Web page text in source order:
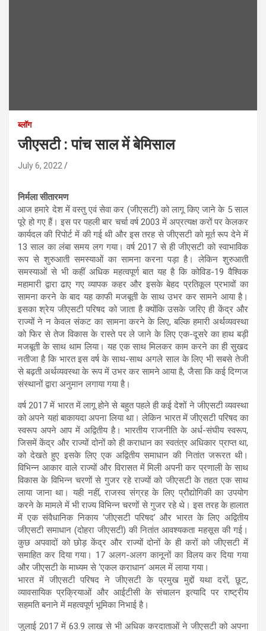
ब्लॉग
जीएसटी : पांच साल में बेमिसाल
July 6, 2022
निर्मला सीतारमण
आज हमारे देश में वस्तु एवं सेवा कर (जीएसटी) को लागू किए जाने के 5 साल
पूरे हो गए हैं। इस पर पहली बार चर्चा वर्ष 2003 में अप्रत्यक्ष करों पर केलकर
कार्यदल की रिपोर्ट में की गई थी और इस तरह से जीएसटी को मूर्त रूप देने में
13 साल का लंबा समय लग गया। वर्ष 2017 से ही जीएसटी को स्वाभाविक
रूप से शुरुआती समस्याओं का सामना करना पड़ा है। लेकिन शुरुआती
समस्याओं से भी कहीं अधिक महत्वपूर्ण बात यह है कि कोविड-19 वैश्विक
महामारी द्वारा ढाए गए व्यापक कहर और इसके बेहद प्रतिकूल प्रभावों का
सामना करने के बाद यह काफी मजबूती के साथ उभर कर सामने आया है।
इसका श्रेय जीएसटी परिषद को जाता है क्योंकि उसके जरिए ही केंद्र और
राज्यों ने न केवल संकट का सामना करने के लिए, बल्कि हमारी अर्थव्यवस्था
को फिर से तेज विकास के रास्ते पर ले जाने के लिए एक-दूसरे का हाथ बड़ी
मजबूती के साथ थाम लिया। यह एक साथ मिलकर काम करने का ही सुखद
नतीजा है कि भारत इस वर्ष के साथ-साथ अगले साल के लिए भी सबसे तेजी
से बढ़ती अर्थव्यवस्था के रूप में उभर कर सामने आया है, जैसा कि कई दिग्गज
संस्थानों द्वारा अनुमान लगाया गया है।
वर्ष 2017 में भारत में लागू होने से बहुत पहले ही कई देशों ने जीएसटी व्यवस्था
को अपने यहां बाकायदा अपना लिया था। लेकिन भारत में जीएसटी परिषद का
स्वरूप अपने आप में अद्वितीय है। भारतीय राजनीति के अर्ध-संघीय स्वरूप,
जिसमें केंद्र और राज्यों दोनों को ही कराधान का स्वतंत्र अधिकार प्राप्त था,
को देखते हुए इसके लिए एक अद्वितीय समाधान की नितांत जरूरत थी।
विभिन्न आकार वाले राज्यों और विरासत में मिली अपनी कर प्रणाली के साथ
विकास के विभिन्न चरणों से गुजर रहे राज्यों को जीएसटी के तहत एक साथ
लाया जाना था। यही नहीं, राजस्व संग्रह के लिए प्रौद्योगिकी का उपयोग
करने के मामले में भी राज्य विभिन्न चरणों से गुजर रहे थे। इस तरह के हालात
में एक संवैधानिक निकाय ‘जीएसटी परिषद’ और भारत के लिए अद्वितीय
जीएसटी समाधान (दोहरा जीएसटी) की नितांत आवश्यकता महसूस की गई।
कुछ अपवादों को छोड़ केंद्र और राज्यों दोनों के ही करों को जीएसटी में
समाहित कर दिया गया। 17 अलग-अलग कानूनों का विलय कर दिया गया
और जीएसटी के माध्यम से ‘एकल कराधान’ अमल में लाया गया।
भारत में जीएसटी परिषद ने जीएसटी के प्रमुख मुद्दों यथा दरों, छूट,
व्यावसायिक प्रक्रियाओं और आईटीसी के संचालन इत्यादि पर राष्ट्रीय
सहमति बनाने में महत्वपूर्ण भूमिका निभाई है।
जुलाई 2017 में 63.9 लाख से भी अधिक करदाताओं ने जीएसटी को अपना